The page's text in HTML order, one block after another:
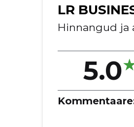
LR
Hinnangud ja
5.0